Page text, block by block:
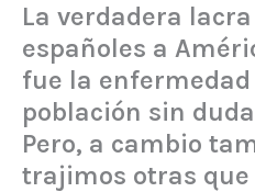
La verdadera
españoles a
fue la
población sin
Pero, a cambio
trajimos otras